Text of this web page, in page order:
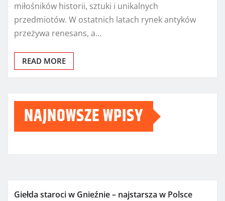
miłośników historii, sztuki i unikalnych
przedmiotów. W ostatnich latach rynek antyków
przeżywa renesans, a…
READ MORE
NAJNOWSZE WPISY
Giełda staroci w Gnieźnie – najstarsza w Polsce